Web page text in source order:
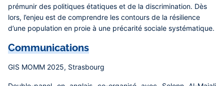
prémunir des politiques étatiques et de la discrimination. Dès
lors, l’enjeu est de comprendre les contours de la résilience
d’une population en proie à une précarité sociale systématique.
Communications
GIS MOMM 2025, Strasbourg